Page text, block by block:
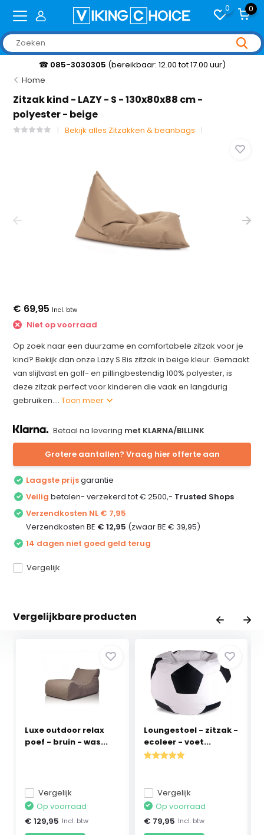
0 0
☎ 085-3030305 (bereikbaar: 12.00 tot 17.00 uur)
Home
Zitzak kind - LAZY - S - 130x80x88 cm -
polyester - beige
Bekijk alles Zitzakken & beanbags
€ 69,95 Incl. btw
Niet op voorraad
Op zoek naar een duurzame en comfortabele zitzak voor je
kind? Bekijk dan onze Lazy S Bis zitzak in beige kleur. Gemaakt
van slijtvast en golf- en pillingbestendig 100% polyester, is
deze zitzak perfect voor kinderen die vaak en langdurig
gebruiken....Toon meer
Betaal na levering met KLARNA/BILLINK
Grotere aantallen? Vraag hier offerte aan
Laagste prijsgarantie
Veilig betalen- verzekerd tot € 2500,- Trusted Shops
Verzendkosten NL € 7,95
Verzendkosten BE € 12,95 (zwaar BE € 39,95)
14 dagen niet goed geld terug
Vergelijk
Vergelijkbare producten
Luxe outdoor relax
poef - bruin - was...
Vergelijk
Op voorraad
€ 129,95 Incl. btw
Loungestoel - zitzak -
ecoleer - voet...
Vergelijk
Op voorraad
€ 79,95 Incl. btw